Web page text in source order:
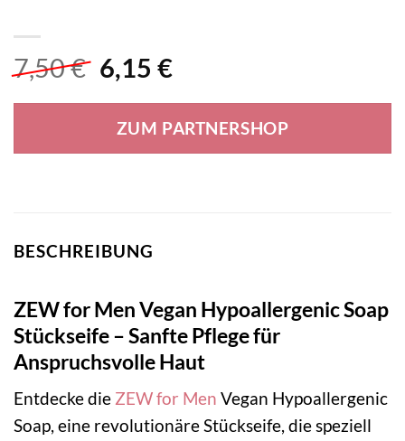
7,50€ Ursprünglicher
war:
7,50 €
6,15 €Aktueller
ist:
6,15 €.
ZUM PARTNERSHOP
BESCHREIBUNG
ZEW for Men Vegan Hypoallergenic Soap
Stückseife – Sanfte Pflege für
Anspruchsvolle Haut
Entdecke die ZEW for Men Vegan Hypoallergenic
Soap, eine revolutionäre Stückseife, die speziell